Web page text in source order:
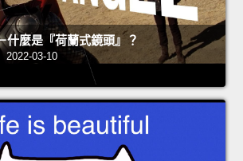
什麼是『荷蘭式鏡頭』？
2022-03-10